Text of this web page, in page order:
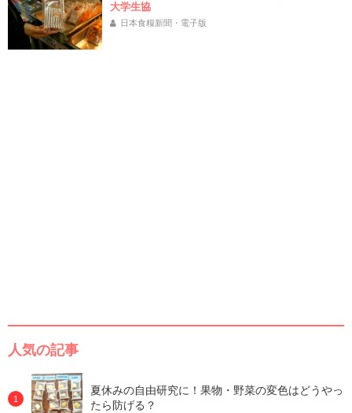
大学生協
日本食糧新聞・電子版
人気の記事
夏休みの自由研究に！果物・野菜の変色はどうやっ
たら防げる？